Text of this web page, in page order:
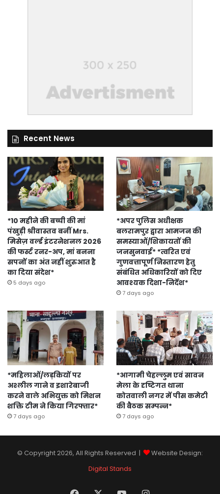
Recent News
*10 महीने की बच्ची की मां
पंखुड़ी श्रीवास्तव बनीं Mrs.
मिसेज़ वर्ल्ड इंटरनेशनल 2026
की फर्स्ट रनर-अप, मां बनना
सपनों का अंत नहीं शुरुआत है
का दिया संदेश*
5 days ago
*अपर पुलिस अधीक्षक
बलरामपुर द्वारा आमजन की
समस्याओं/शिकायतों की
जनसुनवाई* *त्वरित एवं
गुणवत्तापूर्ण निस्तारण हेतु
संबंधित अधिकारियों को दिए
आवश्यक दिशा-निर्देश*
7 days ago
*महिलाओं/लड़कियों पर
अश्लील गाने व इशारेबाजी
करने वाले अभियुक्त को मिशन
शक्ति टीम ने किया गिरफ्तार*
7 days ago
*आगामी चेहल्लुम एवं सावन
मेला के दृष्टिगत थाना
कोतवाली नगर में पीस कमेटी
की बैठक सम्पन्न*
7 days ago
© Copyright 2026, All Rights Reserved |
Website Design:
Digital Stands